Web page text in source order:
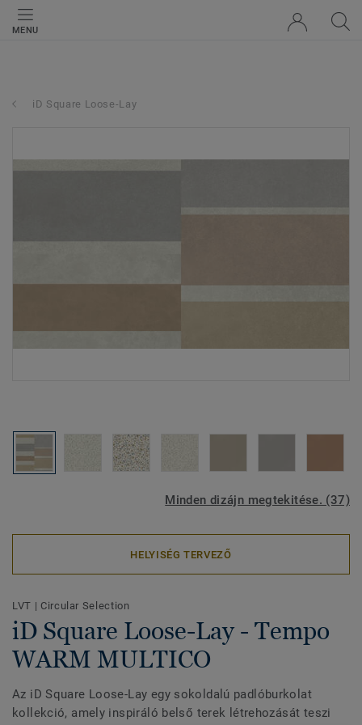
MENU
iD Square Loose-Lay
Minden dizájn megtekitése. (37)
HELYISÉG TERVEZŐ
LVT | Circular Selection
iD Square Loose-Lay - Tempo
WARM MULTICO
Az iD Square Loose-Lay egy sokoldalú padlóburkolat
kollekció, amely inspiráló belső terek létrehozását teszi